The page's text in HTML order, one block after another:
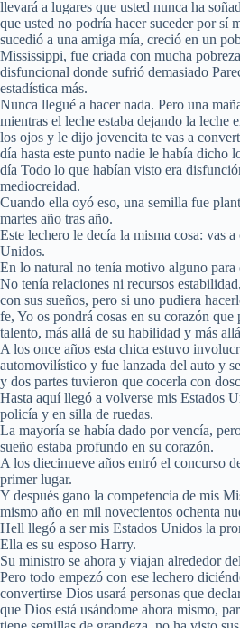
llevará a lugares que usted nunca ha
que usted no podría hacer suceder por sí
sucedió a una amiga mía, creció en un
Mississippi, fue criada con mucha
disfuncional donde sufrió demasiado
estadística más.
Nunca llegué a hacer nada. Pero una
mientras el leche estaba dejando la leche
los ojos y le dijo jovencita te vas a
día hasta este punto nadie le había dicho
día Todo lo que habían visto era
mediocreidad.
Cuando ella oyó eso, una semilla fue
martes año tras año.
Este lechero le decía la misma cosa: vas
Unidos.
En lo natural no tenía motivo alguno para
No tenía relaciones ni recursos
con sus sueños, pero si uno pudiera
fe, Yo os pondrá cosas en su corazón que
talento, más allá de su habilidad y más
A los once años esta chica estuvo
automovilístico y fue lanzada del auto y
y dos partes tuvieron que cocerla con
Hasta aquí llegó a volverse mis Estados
policía y en silla de ruedas.
La mayoría se había dado por vencía,
sueño estaba profundo en su corazón.
A los diecinueve años entró el concurso
primer lugar.
Y después gano la competencia de mis
mismo año en mil novecientos ochenta
Hell llegó a ser mis Estados Unidos la
Ella es su esposo Harry.
Su ministro se ahora y viajan alrededor
Pero todo empezó con ese lechero
convertirse Dios usará personas que
que Dios está usándome ahora mismo,